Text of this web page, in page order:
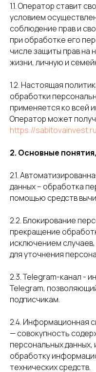
1.1. Оператор ставит
условием
соблюдение прав и
при обработке его
числе защиты прав на
жизни, личную и
1.2. Настоящая
обработки
применяется ко всей
Оператор может
https://
2. Основные
2.1.
данных – обработка
помощью средств
2.2. Блокирование
прекращение
исключением
для уточнения
2.3. Telegram-канал -
Telegram,
подписчикам.
2.4. Информационная
— совокупность
персональных
обработку
технических средств.